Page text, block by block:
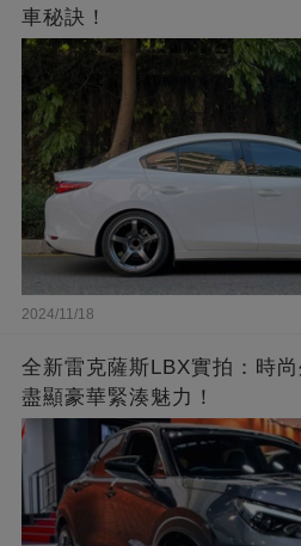
車秘訣！
2024/11/18
全新雷克薩斯LBX實拍：時
盡顯豪華緊湊魅力！